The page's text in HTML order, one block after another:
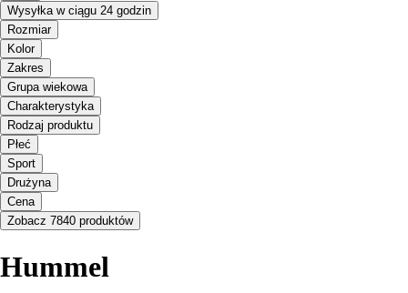
Wysyłka w ciągu 24 godzin
Rozmiar
Kolor
Zakres
Grupa wiekowa
Charakterystyka
Rodzaj produktu
Płeć
Sport
Drużyna
Cena
Zobacz 7840 produktów
Hummel